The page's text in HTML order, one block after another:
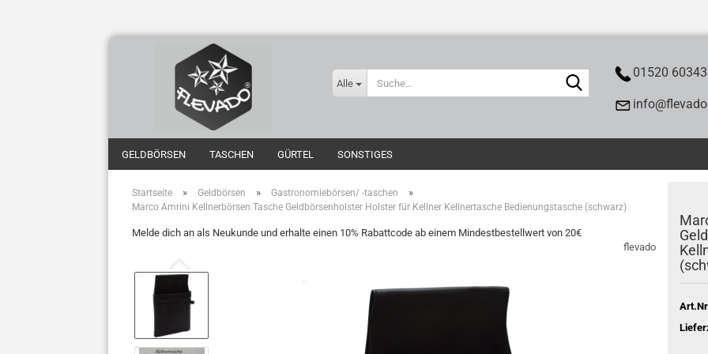
Alle
Suche... 01520
GELDBÖRSEN TASCHEN GÜRTEL SONSTIGES
Startseite » Geldbörsen » Gastronomiebörsen/ -taschen »
Marco Amrini Kellnerbörsen Tasche Geldbörsenholster Holster für Kellner Kellnertasche Bedienungstasche (schwarz)
Melde dich an als Neukunde und erhalte einen 10% Rabattcode ab einem Mindestbestellwert von 20€
flevado